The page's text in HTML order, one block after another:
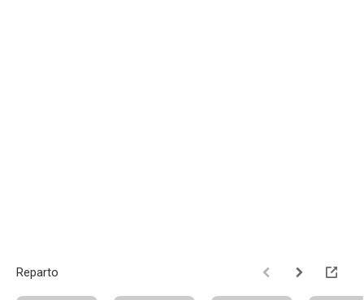
Reparto